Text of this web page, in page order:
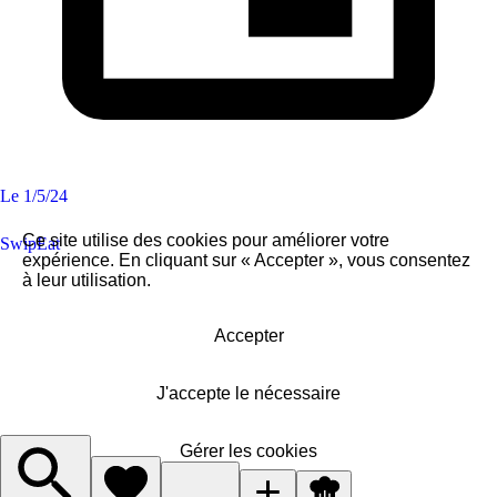
Le 1/5/24
SwipEat
Ce site utilise des cookies pour améliorer votre
expérience. En cliquant sur « Accepter », vous consentez
à leur utilisation.
Accepter
J'accepte le nécessaire
Gérer les cookies